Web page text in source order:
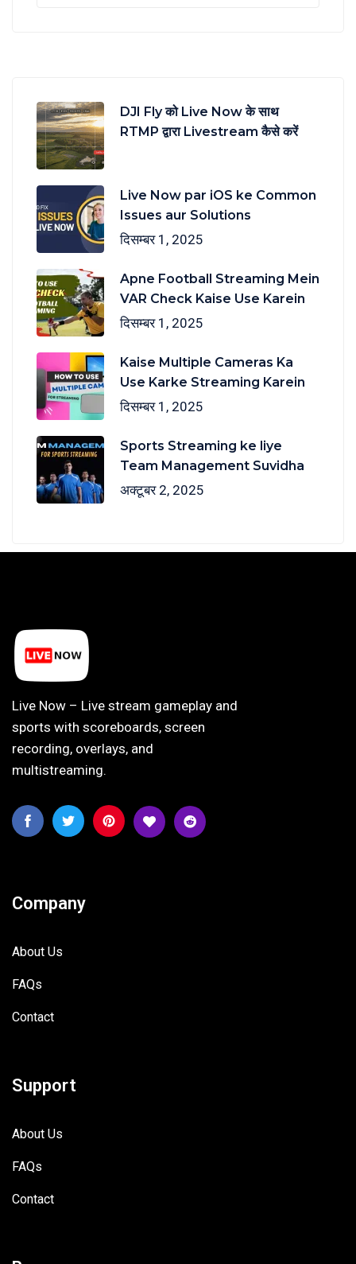
DJI Fly को Live Now के साथ
RTMP द्वारा Livestream कैसे करें
Live Now par iOS ke Common
Issues aur Solutions
दिसम्बर 1, 2025
Apne Football Streaming Mein
VAR Check Kaise Use Karein
दिसम्बर 1, 2025
Kaise Multiple Cameras Ka
Use Karke Streaming Karein
दिसम्बर 1, 2025
Sports Streaming ke liye
Team Management Suvidha
अक्टूबर 2, 2025
Live Now – Live stream gameplay and
sports with scoreboards, screen
recording, overlays, and
multistreaming.
Company
About Us
FAQs
Contact
Support
About Us
FAQs
Contact